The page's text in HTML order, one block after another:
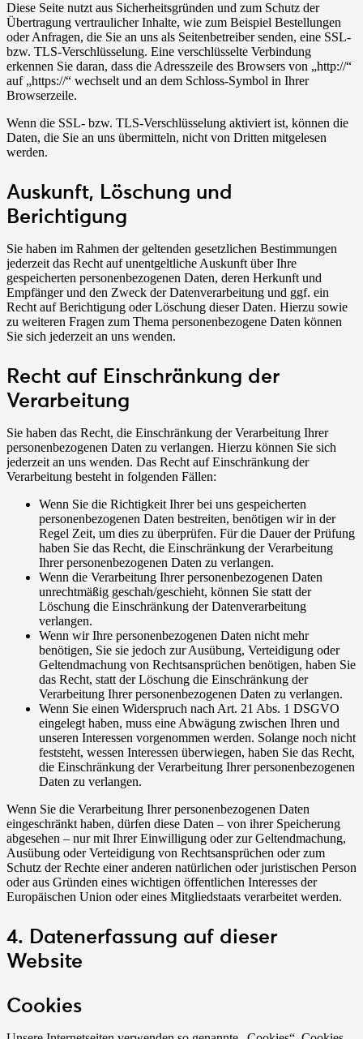
Diese Seite nutzt aus Sicherheitsgründen und zum Schutz der
Übertragung vertraulicher Inhalte, wie zum Beispiel Bestellungen
oder Anfragen, die Sie an uns als Seitenbetreiber senden, eine SSL-
bzw. TLS-Verschlüsselung. Eine verschlüsselte Verbindung
erkennen Sie daran, dass die Adresszeile des Browsers von „http://“
auf „https://“ wechselt und an dem Schloss-Symbol in Ihrer
Browserzeile.
Wenn die SSL- bzw. TLS-Verschlüsselung aktiviert ist, können die
Daten, die Sie an uns übermitteln, nicht von Dritten mitgelesen
werden.
Auskunft, Löschung und
Berichtigung
Sie haben im Rahmen der geltenden gesetzlichen Bestimmungen
jederzeit das Recht auf unentgeltliche Auskunft über Ihre
gespeicherten personenbezogenen Daten, deren Herkunft und
Empfänger und den Zweck der Datenverarbeitung und ggf. ein
Recht auf Berichtigung oder Löschung dieser Daten. Hierzu sowie
zu weiteren Fragen zum Thema personenbezogene Daten können
Sie sich jederzeit an uns wenden.
Recht auf Einschränkung der
Verarbeitung
Sie haben das Recht, die Einschränkung der Verarbeitung Ihrer
personenbezogenen Daten zu verlangen. Hierzu können Sie sich
jederzeit an uns wenden. Das Recht auf Einschränkung der
Verarbeitung besteht in folgenden Fällen:
Wenn Sie die Richtigkeit Ihrer bei uns gespeicherten
personenbezogenen Daten bestreiten, benötigen wir in der
Regel Zeit, um dies zu überprüfen. Für die Dauer der Prüfung
haben Sie das Recht, die Einschränkung der Verarbeitung
Ihrer personenbezogenen Daten zu verlangen.
Wenn die Verarbeitung Ihrer personenbezogenen Daten
unrechtmäßig geschah/geschieht, können Sie statt der
Löschung die Einschränkung der Datenverarbeitung
verlangen.
Wenn wir Ihre personenbezogenen Daten nicht mehr
benötigen, Sie sie jedoch zur Ausübung, Verteidigung oder
Geltendmachung von Rechtsansprüchen benötigen, haben Sie
das Recht, statt der Löschung die Einschränkung der
Verarbeitung Ihrer personenbezogenen Daten zu verlangen.
Wenn Sie einen Widerspruch nach Art. 21 Abs. 1 DSGVO
eingelegt haben, muss eine Abwägung zwischen Ihren und
unseren Interessen vorgenommen werden. Solange noch nicht
feststeht, wessen Interessen überwiegen, haben Sie das Recht,
die Einschränkung der Verarbeitung Ihrer personenbezogenen
Daten zu verlangen.
Wenn Sie die Verarbeitung Ihrer personenbezogenen Daten
eingeschränkt haben, dürfen diese Daten – von ihrer Speicherung
abgesehen – nur mit Ihrer Einwilligung oder zur Geltendmachung,
Ausübung oder Verteidigung von Rechtsansprüchen oder zum
Schutz der Rechte einer anderen natürlichen oder juristischen Person
oder aus Gründen eines wichtigen öffentlichen Interesses der
Europäischen Union oder eines Mitgliedstaats verarbeitet werden.
4. Datenerfassung auf dieser
Website
Cookies